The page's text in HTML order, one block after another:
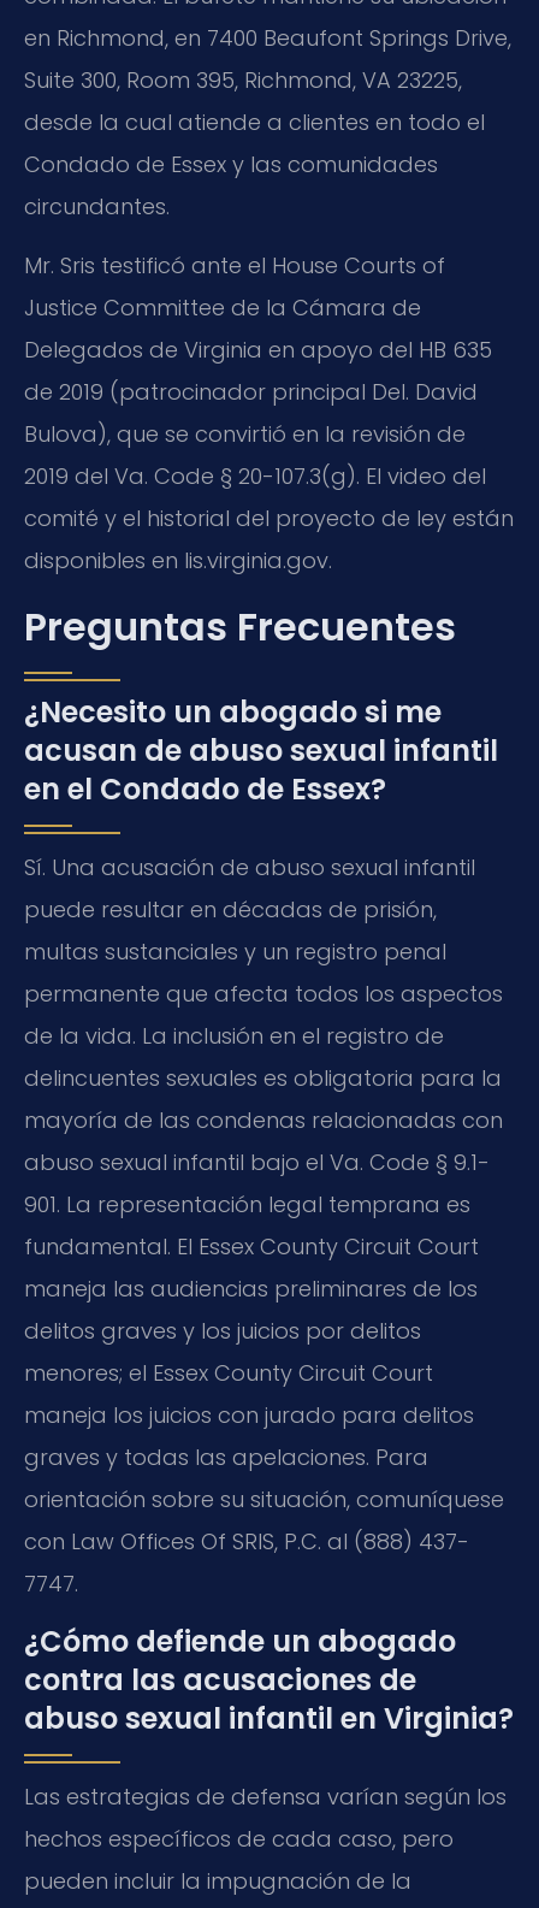
en Richmond, en 7400 Beaufont Springs Drive,
Suite 300, Room 395, Richmond, VA 23225,
desde la cual atiende a clientes en todo el
Condado de Essex y las comunidades
circundantes.
Mr. Sris testificó ante el House Courts of
Justice Committee de la Cámara de
Delegados de Virginia en apoyo del HB 635
de 2019 (patrocinador principal Del. David
Bulova), que se convirtió en la revisión de
2019 del Va. Code § 20-107.3(g). El video del
comité y el historial del proyecto de ley están
disponibles en lis.virginia.gov.
Preguntas Frecuentes
¿Necesito un abogado si me
acusan de abuso sexual infantil
en el Condado de Essex?
Sí. Una acusación de abuso sexual infantil
puede resultar en décadas de prisión,
multas sustanciales y un registro penal
permanente que afecta todos los aspectos
de la vida. La inclusión en el registro de
delincuentes sexuales es obligatoria para la
mayoría de las condenas relacionadas con
abuso sexual infantil bajo el Va. Code § 9.1-
901. La representación legal temprana es
fundamental. El Essex County Circuit Court
maneja las audiencias preliminares de los
delitos graves y los juicios por delitos
menores; el Essex County Circuit Court
maneja los juicios con jurado para delitos
graves y todas las apelaciones. Para
orientación sobre su situación, comuníquese
con Law Offices Of SRIS, P.C. al (888) 437-
7747.
¿Cómo defiende un abogado
contra las acusaciones de
abuso sexual infantil en Virginia?
Las estrategias de defensa varían según los
hechos específicos de cada caso, pero
pueden incluir la impugnación de la